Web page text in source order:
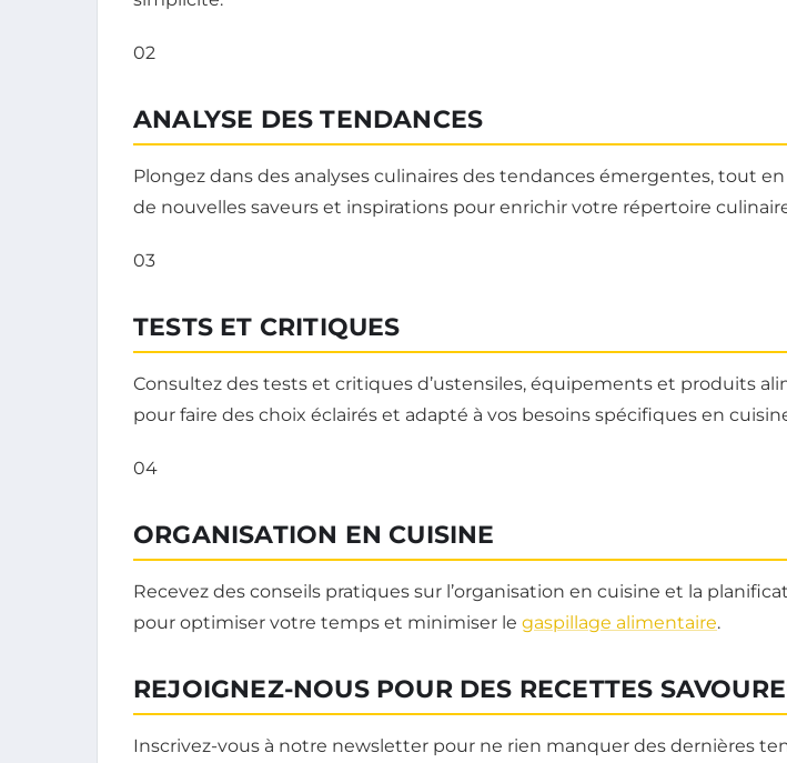
02
ANALYSE DES TENDANCES
Plongez dans des analyses culinaires des tendances émergentes, tout
de nouvelles saveurs et inspirations pour enrichir votre répertoire
03
TESTS ET CRITIQUES
Consultez des tests et critiques d’ustensiles, équipements et produits
pour faire des choix éclairés et adapté à vos besoins spécifiques en
04
ORGANISATION EN CUISINE
Recevez des conseils pratiques sur l’organisation en cuisine et la
pour optimiser votre temps et minimiser le gaspillage alimentaire.
REJOIGNEZ-NOUS POUR DES RECETTES
Inscrivez-vous à notre newsletter pour ne rien manquer des dernières